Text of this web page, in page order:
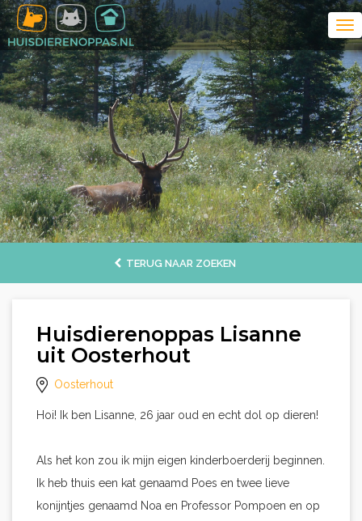
TERUG NAAR ZOEKEN
Huisdierenoppas Lisanne
uit Oosterhout
Oosterhout
Hoi! Ik ben Lisanne, 26 jaar oud en echt dol op dieren!
Als het kon zou ik mijn eigen kinderboerderij beginnen.
Ik heb thuis een kat genaamd Poes en twee lieve
konijntjes genaamd Noa en Professor Pompoen en op